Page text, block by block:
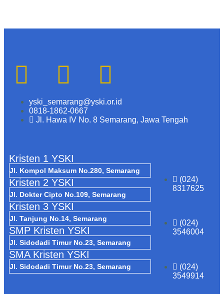
yski_semarang@yski.or.id
0818-1862-0667
Jl. Hawa IV No. 8 Semarang, Jawa Tengah
Kristen 1 YSKI
Jl. Kompol Maksum No.280, Semarang
(024)
8317625
Kristen 2 YSKI
Jl. Dokter Cipto No.109, Semarang
(024)
3546004
Kristen 3 YSKI
Jl. Tanjung No.14, Semarang
(024)
3549914
SMP Kristen YSKI
Jl. Sidodadi Timur No.23, Semarang
SMA Kristen YSKI
Jl. Sidodadi Timur No.23, Semarang